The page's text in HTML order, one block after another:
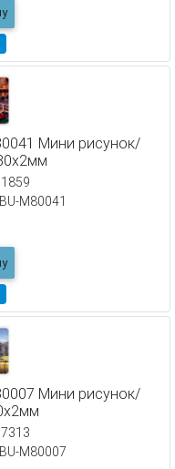
Мини рисунок/
M80041
Мини рисунок/
M80007